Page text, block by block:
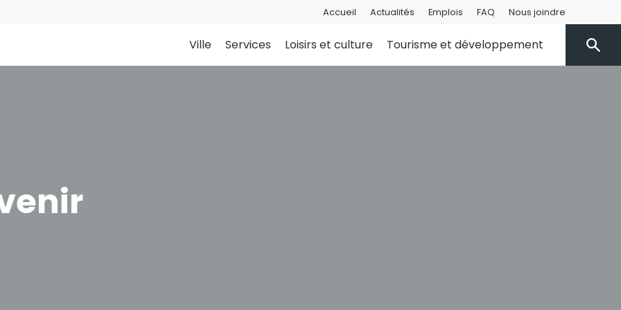
Accueil Actualités Emplois FAQ Nous joindre
Ville Services Loisirs et culture Tourisme et développement